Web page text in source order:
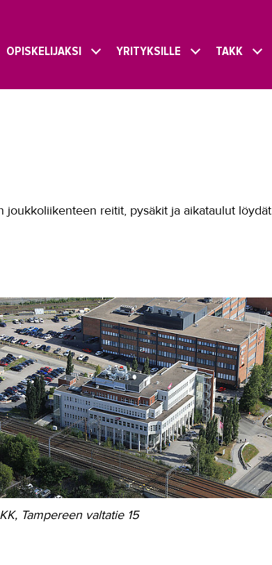
OPISKELIJAKSI YRITYKSILLE TAKK
joukkoliikenteen reitit, pysäkit ja aikataulut löydät
Tampereen valtatie 15